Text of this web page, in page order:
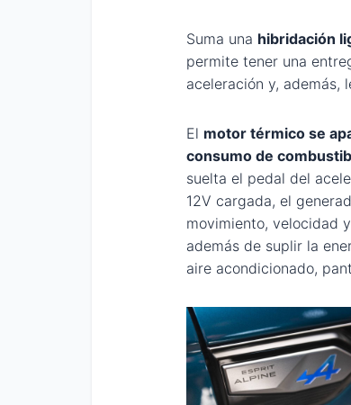
Suma una hibridación
permite tener una
aceleración y, además,
El motor térmico se
consumo de
suelta el pedal del
12V cargada, el
movimiento, velocidad
además de suplir la
aire acondicionado,